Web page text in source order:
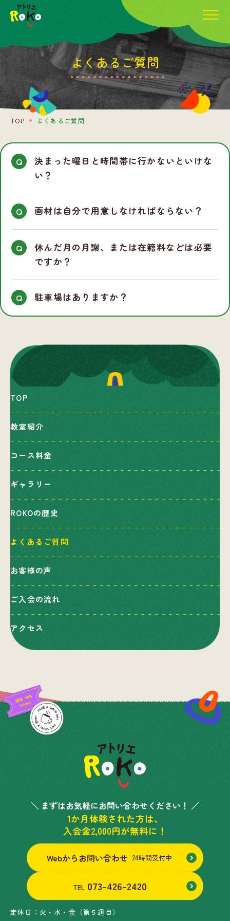
よくあるご質問
TOP よくあるご質問
決まった曜日と時間帯に行かないといけな
い？
画材は自分で用意しなければならない？
休んだ月の月謝、または在籍料などは必要
ですか？
駐車場はありますか？
TOP
教室紹介
コース料金
ギャラリー
ROKOの歴史
よくあるご質問
お客様の声
ご入会の流れ
アクセス
＼ まずはお気軽にお問い合わせください！ ／
1か月体験された方は、
入会金2,000円が無料に！
Webからお問い合わせ 24時間受付中
TEL 073-426-2420
定休日： 火・水・金（第５週目）